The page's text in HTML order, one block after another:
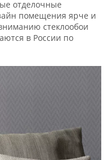
отделочные
помещения ярче и
стеклообои
в России по